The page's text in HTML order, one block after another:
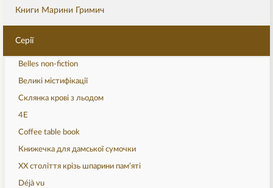
Книги Марини Гримич
Серії
Belles non-fiction
Великі містифікації
Склянка крові з льодом
4Е
Coffee table book
Книжечка для дамської сумочки
ХХ століття крізь шпарини пам’яті
Déjà vu